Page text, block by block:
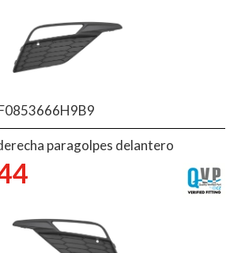
paragolpes delantero